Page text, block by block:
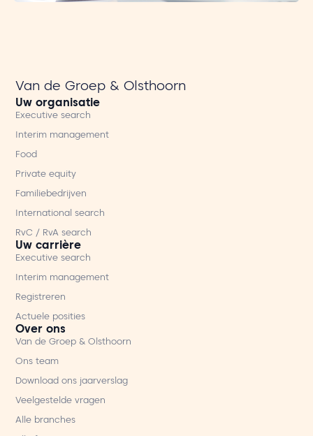
Van de Groep & Olsthoorn
Uw organisatie
Executive search
Interim management
Food
Private equity
Familiebedrijven
International search
RvC / RvA search
Uw carrière
Executive search
Interim management
Registreren
Actuele posities
Over ons
Van de Groep & Olsthoorn
Ons team
Download ons jaarverslag
Veelgestelde vragen
Alle branches